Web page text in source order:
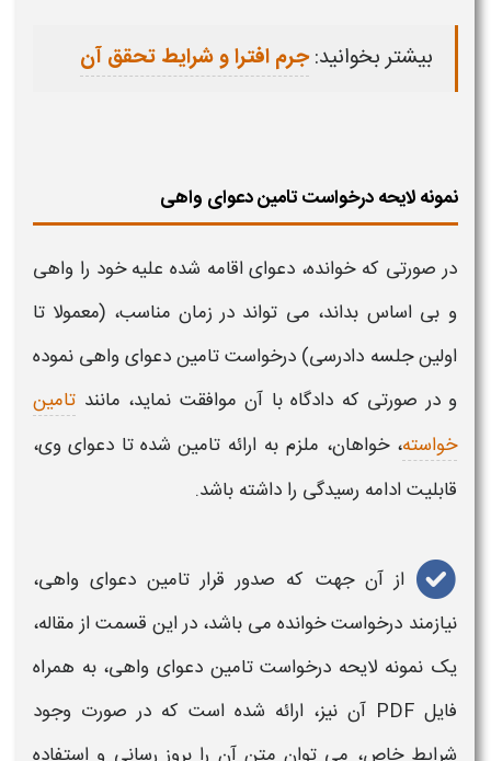
بیشتر بخوانید:جرم افترا و شرایط تحقق آن
نمونه لایحه درخواست تامین دعوای واهی
در صورتی که خوانده، دعوایاقامه شده علیه خود را واهی
و بی اساس بداند، می تواند در زمان مناسب، (معمولا تا
اولین جلسه دادرسی) درخواست تامین دعوای واهی نموده
و در صورتی که دادگاه با آن موافقت نماید، مانند تامین
خواسته، خواهان، ملزم به ارائه تامین شده تا دعوای وی،
قابلیت ادامه رسیدگی را داشته باشد.
از آن جهت که صدور قرار تامین دعوای واهی،
نیازمند درخواست خوانده می باشد، در این قسمت از مقاله،
یک نمونه لایحه درخواست تامین دعوای واهی، به همراه
فایل PDF
آن نیز، ارائه شده است که در صورت وجود